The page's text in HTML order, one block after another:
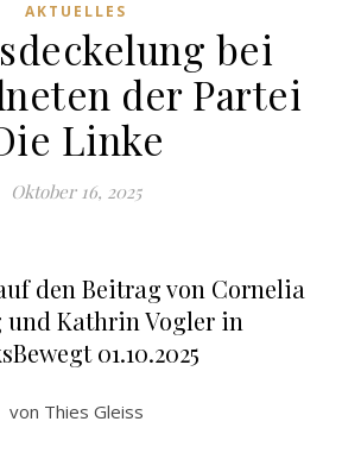
AKTUELLES
bei
der Partei
Linke
Oktober 16, 2025
den Beitrag von Cornelia
Kathrin Vogler in
01.10.2025
von Thies Gleiss